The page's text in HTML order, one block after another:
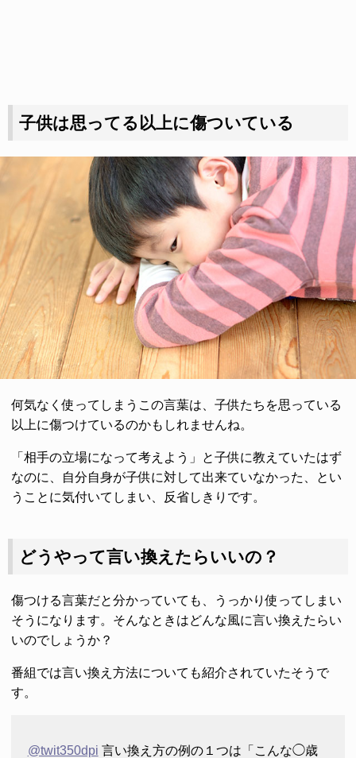
子供は思ってる以上に傷ついている
何気なく使ってしまうこの言葉は、子供たちを思っている
以上に傷つけているのかもしれませんね。
「相手の立場になって考えよう」と子供に教えていたはず
なのに、自分自身が子供に対して出来ていなかった、とい
うことに気付いてしまい、反省しきりです。
どうやって言い換えたらいいの？
傷つける言葉だと分かっていても、うっかり使ってしまい
そうになります。そんなときはどんな風に言い換えたらい
いのでしょうか？
番組では言い換え方法についても紹介されていたそうで
す。
@twit350dpi 言い換え方の例の１つは「こんな◯歳